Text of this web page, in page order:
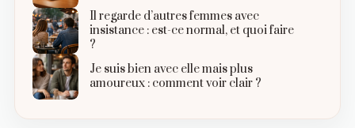
Il regarde d’autres femmes avec
insistance : est-ce normal, et quoi faire
?
Je suis bien avec elle mais plus
amoureux : comment voir clair ?